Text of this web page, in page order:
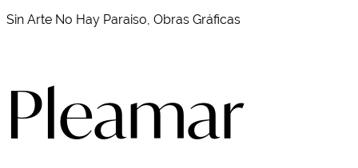
Sin Arte No Hay Paraiso, Obras Gráficas
Pleamar